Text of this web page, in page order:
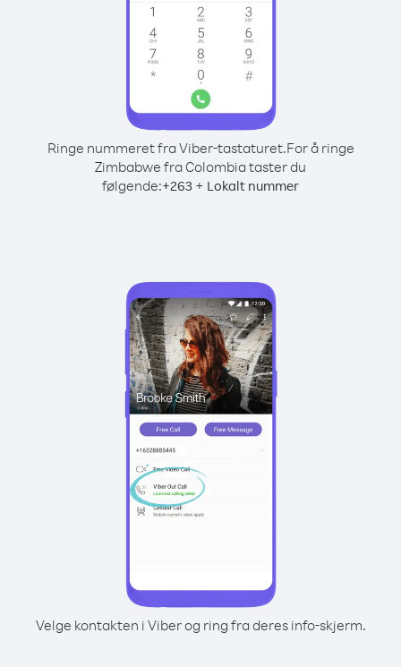
Ringe nummeret fra Viber-tastaturet.For å ringe
Zimbabwe fra Colombia taster du
følgende:+263 + Lokalt nummer
Velge kontakten i Viber og ring fra deres info-skjerm.